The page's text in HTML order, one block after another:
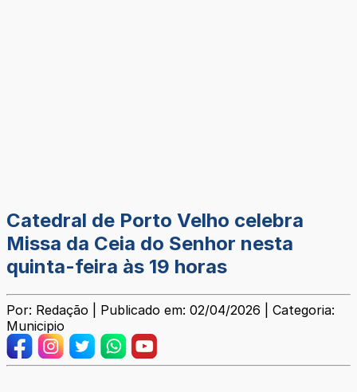
Catedral de Porto Velho celebra
Missa da Ceia do Senhor nesta
quinta-feira às 19 horas
Por: Redação | Publicado em: 02/04/2026 | Categoria:
Municipio